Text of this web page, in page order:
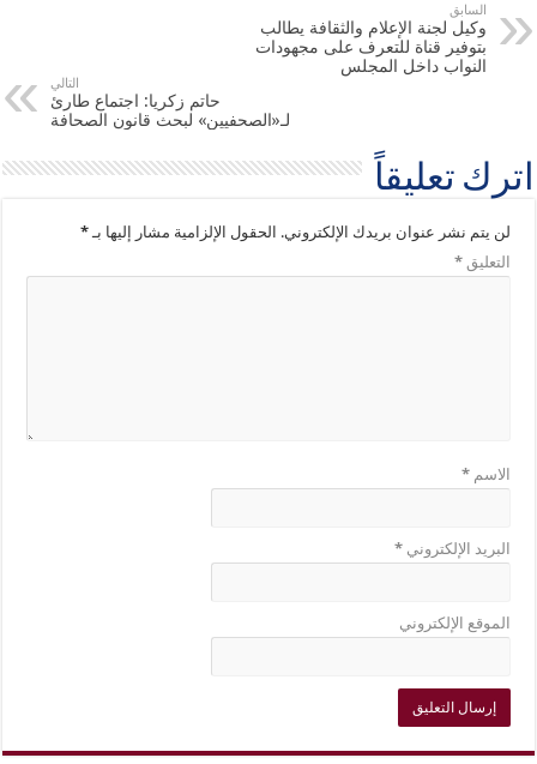
السابق
وكيل لجنة الإعلام والثقافة يطالب
بتوفير قناة للتعرف على مجهودات
النواب داخل المجلس
التالي
حاتم زكريا: اجتماع طارئ
لـ«الصحفيين» لبحث قانون الصحافة
اترك تعليقاً
لن يتم نشر عنوان بريدك الإلكتروني. الحقول الإلزامية مشار إليها بـ*
التعليق*
الاسم*
البريد الإلكتروني*
الموقع الإلكتروني